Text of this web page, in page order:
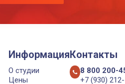
Информация
О студии
Цены
Контакты
8 800 200-
+7 (930)